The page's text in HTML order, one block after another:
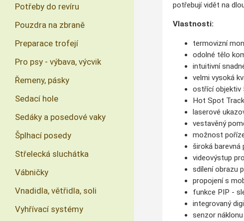
potřebují vidět na
Vlastnosti:
termovizní
odolné tělo
intuitivní
velmi vysoká
ostřící objektiv
Hot Spot
laserové
vestavěný
možnost
široká barevná
videovýstup
sdílení obrazu
propojení s
funkce PIP -
integrovaný
senzor náklonu
Potřeby do revíru
Pouzdra na zbraně
Preparace trofejí
Pro psy - výbava, výcvik
Řemeny, pásky
Sedací hole
Sedáky a posedové vaky
Šplhací posedy
Střelecká sluchátka
Vábničky
Vnadidla, větřidla, soli
Vyhřívací systémy